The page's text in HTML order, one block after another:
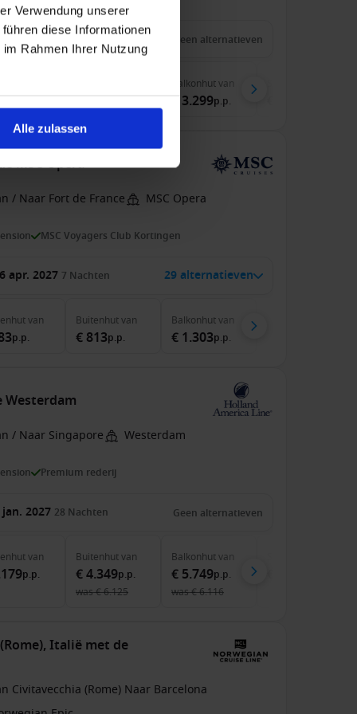
Verwendung unserer
diese Informationen
Rahmen Ihrer Nutzung
Alle zulassen
mei 2027 14 Nachten Geen alternatieven
p.p. € 3.029p.p.
Balkonhutvan
€ 3.299p.p.
MSC Opera
/ Naar Fort de France MSC Opera
MSC Voyagers Club Kortingen
apr. 2027 7 Nachten 29 alternatieven
van
p.p.
Buitenhutvan
€ 813p.p.
Balkonhutvan
€ 1.303p.p.
Westerdam
/ Naar Singapore Westerdam
Premium rederij
2027 28 Nachten Geen alternatieven
van
p.p.
Buitenhutvan
€ 4.349p.p.
was€ 6.125
Balkonhutvan
€ 5.749p.p.
was€ 6.116
Italië met de
Civitavecchia (Rome) Naar Barcelona